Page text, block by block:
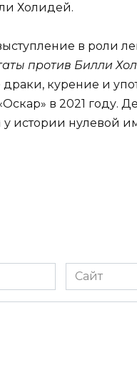
Холидей.
в роли
против Билли
курение и
в 2021 году.
истории нулевой
Сайт